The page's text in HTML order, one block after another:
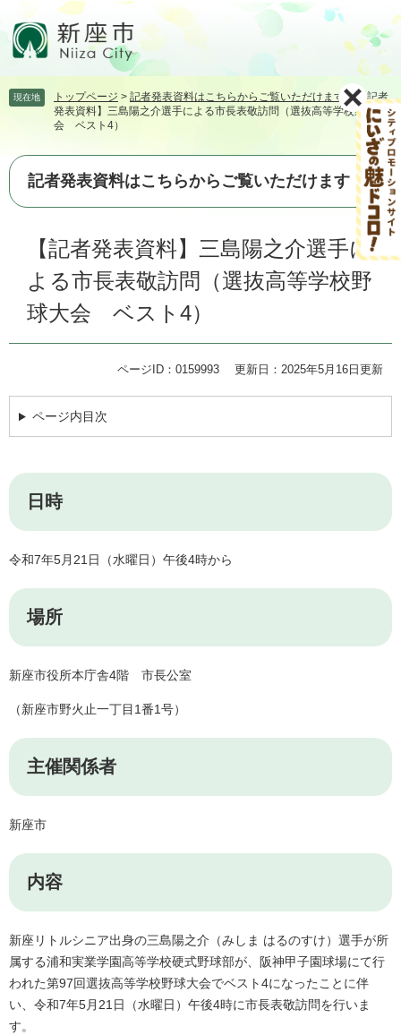
頭飛
て
文
現在地 トップページ > 記者発表資料はこちらからご覧いただけます >【記者
発表資料】三島陽之介選手による市長表敬訪問（選抜高等学校野球大
会 ベスト4）
記者発表資料はこちらからご覧いただけます
【記者発表資料】三島陽之介選手に
よる市長表敬訪問（選抜高等学校野
球大会 ベスト4）
ページID：0159993 更新日：2025年5月16日更新
ページ内目次
日時
令和7年5月21日（水曜日）午後4時から
場所
新座市役所本庁舎4階 市長公室
（新座市野火止一丁目1番1号）
主催関係者
新座市
内容
新座リトルシニア出身の三島陽之介（みしま はるのすけ）選手が所
属する浦和実業学園高等学校硬式野球部が、阪神甲子園球場にて行
われた第97回選抜高等学校野球大会でベスト4になったことに伴
い、令和7年5月21日（水曜日）午後4時に市長表敬訪問を行いま
す。